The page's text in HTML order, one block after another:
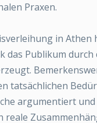
Praxen.
in Athen
das Publikum durch
tatsächlichen
argumentiert
reale